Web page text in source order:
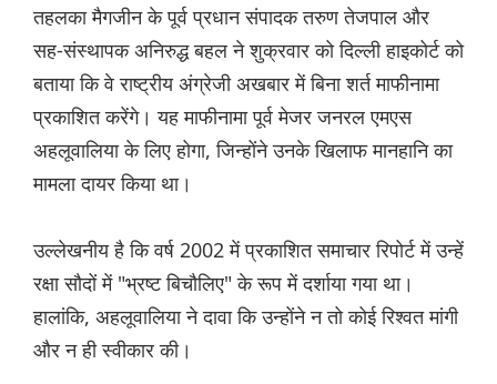
तहलका मैगजीन के पूर्व प्रधान संपादक तरुण तेजपाल और
सह-संस्थापक अनिरुद्ध बहल ने शुक्रवार को दिल्ली हाइकोर्ट को
बताया कि वे राष्ट्रीय अंग्रेजी अखबार में बिना शर्त माफीनामा
प्रकाशित करेंगे। यह माफीनामा पूर्व मेजर जनरल एमएस
अहलूवालिया के लिए होगा, जिन्होंने उनके खिलाफ मानहानि का
मामला दायर किया था।
उल्लेखनीय है कि वर्ष 2002 में प्रकाशित समाचार रिपोर्ट में उन्हें
रक्षा सौदों में "भ्रष्ट बिचौलिए" के रूप में दर्शाया गया था।
हालांकि, अहलूवालिया ने दावा कि उन्होंने न तो कोई रिश्वत मांगी
और न ही स्वीकार की।